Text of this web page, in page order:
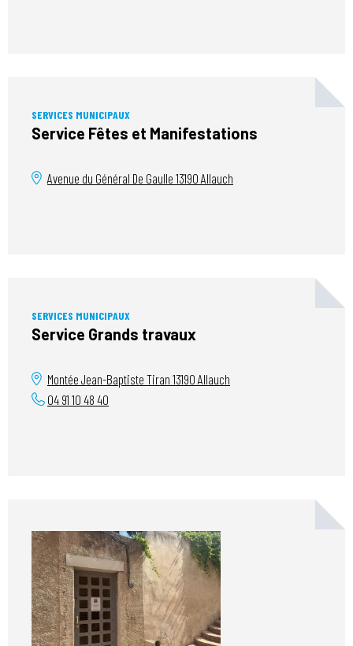
SERVICES MUNICIPAUX
Service Fêtes et Manifestations
Avenue du Général De Gaulle 13190 Allauch
SERVICES MUNICIPAUX
Service Grands travaux
Montée Jean-Baptiste Tiran 13190 Allauch
04 91 10 48 40